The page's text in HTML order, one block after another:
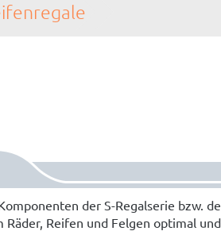
der S-Regalserie bzw.
Reifen und Felgen optimal